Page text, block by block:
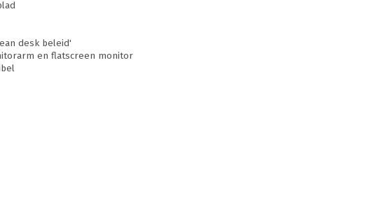
desk beleid'
en flatscreen monitor